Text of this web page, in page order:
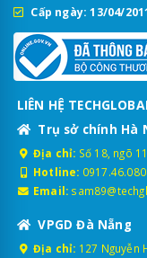
Cấp ngày: 13/04/
LIÊN HỆ
Trụ sở chính Hà
Địa chỉ: Số 18, ngõ
Hotline:
Email:
VPGD Đà Nẵng
Địa chỉ: 127 Nguyễn